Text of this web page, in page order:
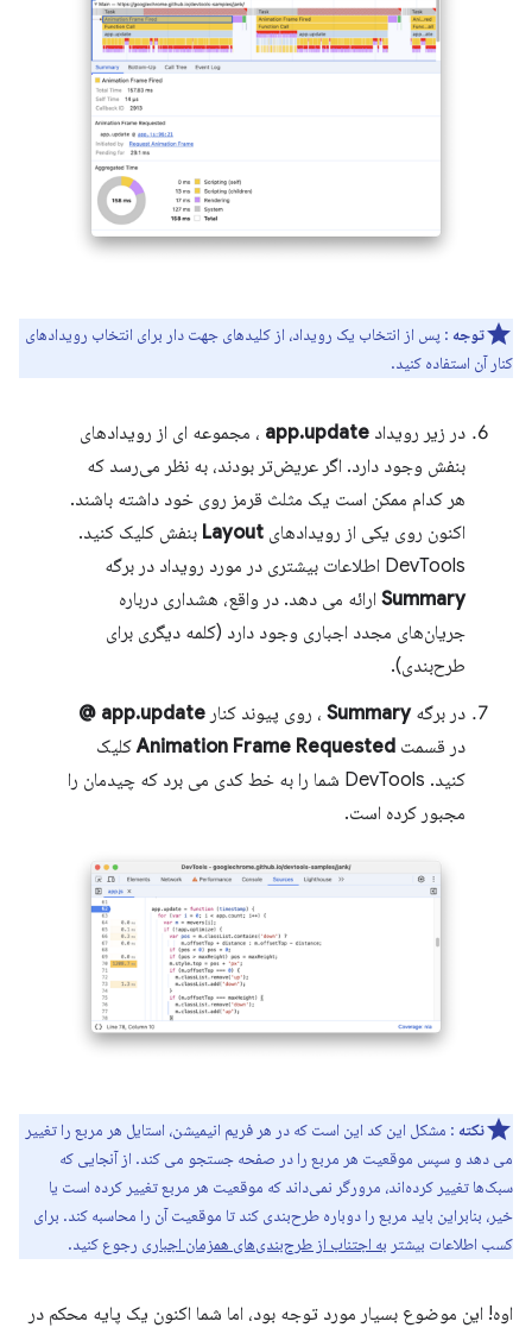
توجه : پس از انتخاب یک رویداد، از کلیدهای جهت دار برای انتخاب رویدادهای
کنار آن استفاده کنید.
در زیر رویداد app.update ، مجموعه ای از رویدادهای
بنفش وجود دارد. اگر عریض‌تر بودند، به نظر می‌رسد که
هر کدام ممکن است یک مثلث قرمز روی خود داشته باشند.
اکنون روی یکی از رویدادهای Layout بنفش کلیک کنید.
DevTools اطلاعات بیشتری در مورد رویداد در برگه
Summary ارائه می دهد. در واقع، هشداری درباره
جریان‌های مجدد اجباری وجود دارد (کلمه دیگری برای
طرح‌بندی).
در برگهSummary ، روی پیوند کنار app.update @
در قسمت Animation Frame Requestedکلیک
کنید. DevTools شما را به خط کدی می برد که چیدمان را
مجبور کرده است.
نکته : مشکل این کد این است که در هر فریم انیمیشن، استایل هر مربع را تغییر
می دهد و سپس موقعیت هر مربع را در صفحه جستجو می کند. از آنجایی که
سبک‌ها تغییر کرده‌اند، مرورگر نمی‌داند که موقعیت هر مربع تغییر کرده است یا
خیر، بنابراین باید مربع را دوباره طرح‌بندی کند تا موقعیت آن را محاسبه کند. برای
کسب اطلاعات بیشتر به اجتناب از طرح‌بندی‌های همزمان اجباری رجوع کنید.
اوه! این موضوع بسیار مورد توجه بود، اما شما اکنون یک پایه محکم در